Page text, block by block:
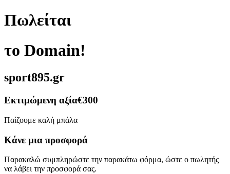
Πωλείται
το Domain!
sport895.gr
Εκτιμώμενη αξία€300
Παίζουμε καλή μπάλα
Κάνε μια προσφορά
Παρακαλώ συμπληρώστε την παρακάτω φόρμα, ώστε ο πωλητής
να λάβει την προσφορά σας.